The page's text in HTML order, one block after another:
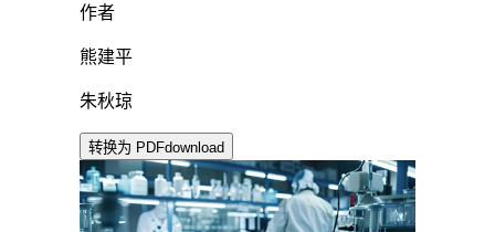
作者
熊建平
朱秋琼
转换为 PDFdownload